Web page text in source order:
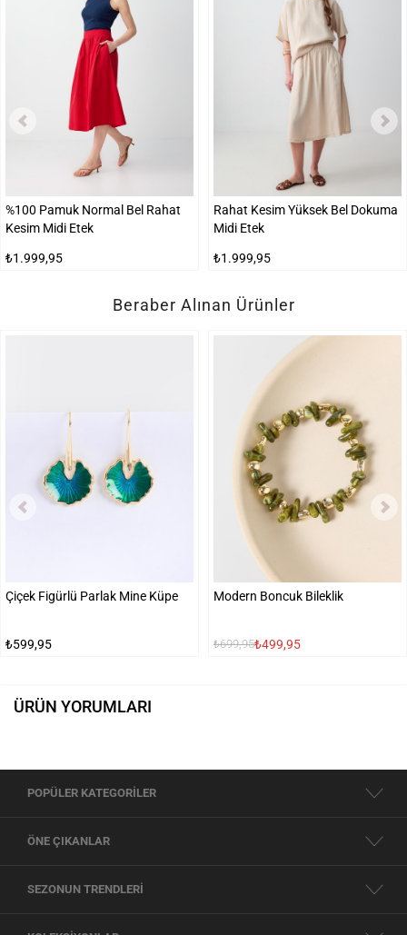
%100 Pamuk Normal Bel Rahat
Kesim Midi Etek
₺1.999,95
Rahat Kesim Yüksek Bel Dokuma
Midi Etek
₺1.999,95
Beraber Alınan Ürünler
Çiçek Figürlü Parlak Mine Küpe
₺599,95
Modern Boncuk Bileklik
₺699,95₺499,95
ÜRÜN YORUMLARI
POPÜLER KATEGORİLER
ÖNE ÇIKANLAR
SEZONUN TRENDLERİ